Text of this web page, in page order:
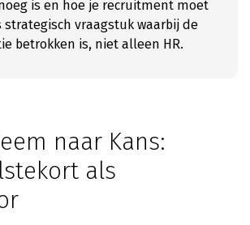
is en hoe je recruitment moet
strategisch vraagstuk waarbij de
betrokken is, niet alleen HR.
naar Kans:
als